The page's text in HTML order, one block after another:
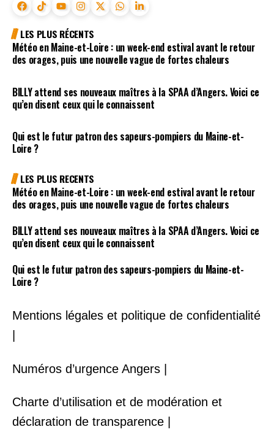
LES PLUS RÉCENTS
Météo en Maine-et-Loire : un week-end estival avant le retour
des orages, puis une nouvelle vague de fortes chaleurs
BILLY attend ses nouveaux maîtres à la SPAA d’Angers. Voici ce
qu’en disent ceux qui le connaissent
Qui est le futur patron des sapeurs-pompiers du Maine-et-
Loire ?
LES PLUS RECENTS
Météo en Maine-et-Loire : un week-end estival avant le retour
des orages, puis une nouvelle vague de fortes chaleurs
BILLY attend ses nouveaux maîtres à la SPAA d’Angers. Voici ce
qu’en disent ceux qui le connaissent
Qui est le futur patron des sapeurs-pompiers du Maine-et-
Loire ?
Mentions légales et politique de confidentialité
Numéros d’urgence Angers |
Charte d’utilisation et de modération et
déclaration de transparence |